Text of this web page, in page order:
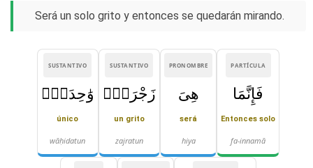
Será un solo grito y entonces se quedarán mirando.
PARTÍCULA
فَإِنَّمَا
Entonces solo
fa-innamā
PRONOMBRE
هِىَ
será
hiya
SUSTANTIVO
زَجْرَةٌۭ
un grito
zajratun
SUSTANTIVO
وَٰحِدَةٌۭ
único
wāḥidatun